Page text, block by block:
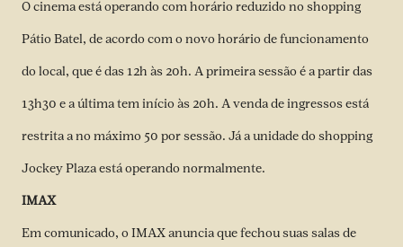
O cinema está operando com horário reduzido no shopping
Pátio Batel, de acordo com o novo horário de funcionamento
do local, que é das 12h às 20h. A primeira sessão é a partir das
13h30 e a última tem início às 20h. A venda de ingressos está
restrita a no máximo 50 por sessão. Já a unidade do shopping
Jockey Plaza está operando normalmente.
IMAX
Em comunicado, o IMAX anuncia que fechou suas salas de